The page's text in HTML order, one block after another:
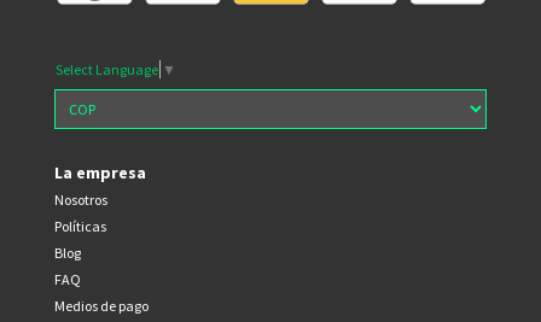
Select Language ▼
La empresa
Nosotros
Políticas
Blog
FAQ
Medios de pago